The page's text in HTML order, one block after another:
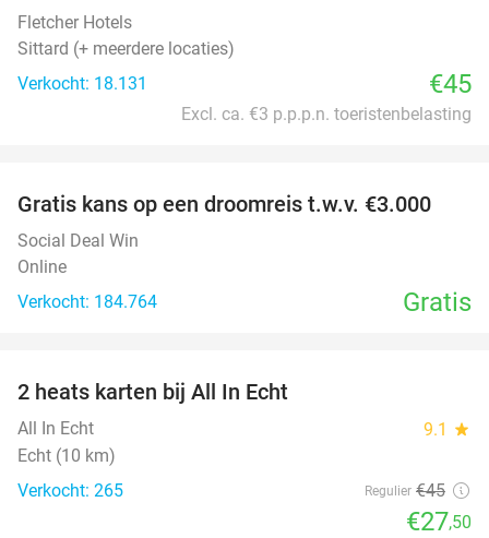
Fletcher Hotels
Sittard (+ meerdere locaties)
Verkocht: 18.131
€45
Excl. ca. €3 p.p.p.n. toeristenbelasting
Gratis kans op een droomreis t.w.v. €3.000
Social Deal Win
Online
Verkocht: 184.764
Gratis
2 heats karten bij All In Echt
All In Echt 9.1 star
Echt (10 km)
Verkocht: 265
Regulier €45
€27,50